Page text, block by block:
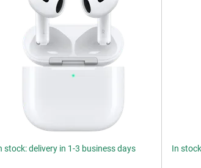
stock: delivery in 1-3 business days In